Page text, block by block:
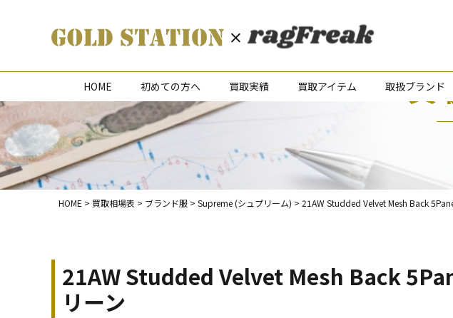
HOME 初めての方へ 買取実績 買取アイテム 取扱ブランド
買
HOME > 買取相場表 > ブランド服 > Supreme (シュプリーム) > 21AW Studded Velvet Mesh Back
21AW Studded Velvet Mesh Back
リーン